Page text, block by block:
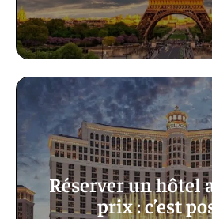
Réserver un hôtel
prix : c’est